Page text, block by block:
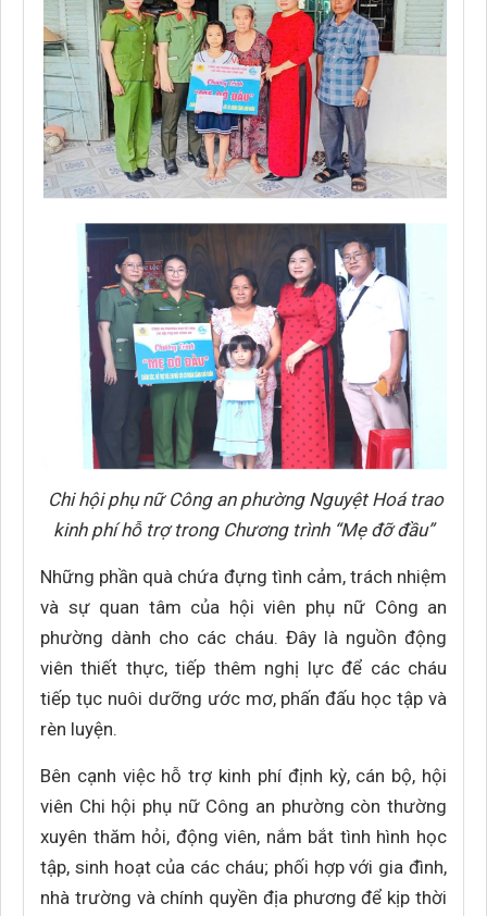
Chi hội phụ nữ Công an phường Nguyệt Hoá trao
kinh phí hỗ trợ trong Chương trình “Mẹ đỡ đầu”
Những phần quà chứa đựng tình cảm, trách nhiệm
và sự quan tâm của hội viên phụ nữ Công an
phường dành cho các cháu. Đây là nguồn động
viên thiết thực, tiếp thêm nghị lực để các cháu
tiếp tục nuôi dưỡng ước mơ, phấn đấu học tập và
rèn luyện.
Bên cạnh việc hỗ trợ kinh phí định kỳ, cán bộ, hội
viên Chi hội phụ nữ Công an phường còn thường
xuyên thăm hỏi, động viên, nắm bắt tình hình học
tập, sinh hoạt của các cháu; phối hợp với gia đình,
nhà trường và chính quyền địa phương để kịp thời